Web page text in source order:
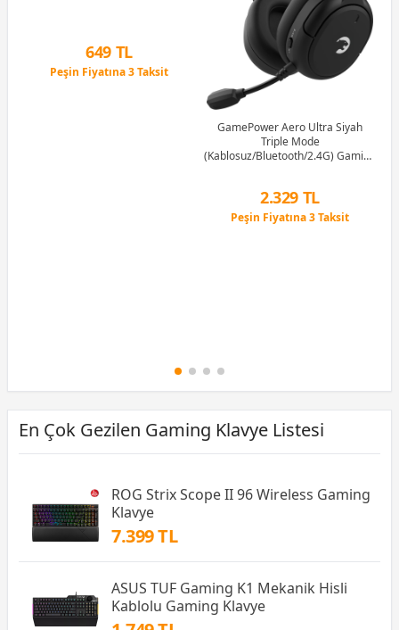
649 TL
Peşin Fiyatına 3 Taksit
GamePower Aero Ultra Siyah
Triple Mode
(Kablosuz/Bluetooth/2.4G) Gaming
2.329 TL
Peşin Fiyatına 3 Taksit
En Çok Gezilen Gaming Klavye Listesi
ROG Strix Scope II 96 Wireless Gaming
Klavye
7.399 TL
ASUS TUF Gaming K1 Mekanik Hisli
Kablolu Gaming Klavye